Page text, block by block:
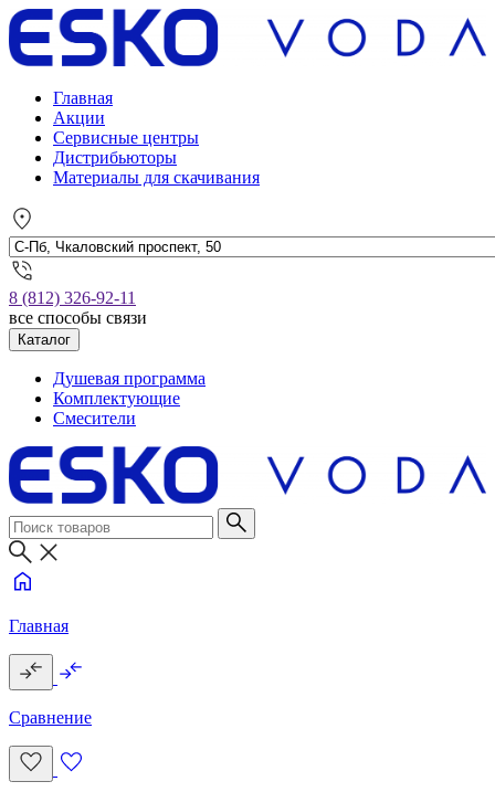
Главная
Акции
Сервисные центры
Дистрибьюторы
Материалы для скачивания
8 (812) 326-92-11
все способы связи
Каталог
Душевая программа
Комплектующие
Смесители
Главная
Сравнение